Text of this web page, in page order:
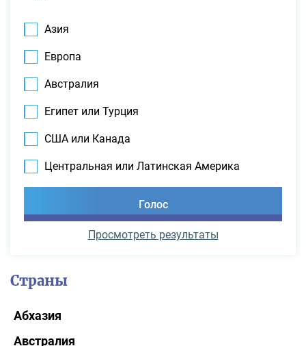
Азия
Европа
Австралия
Египет или Турция
США или Канада
Центральная или Латинская Америка
Просмотреть результаты
Страны
Абхазия
Австралия